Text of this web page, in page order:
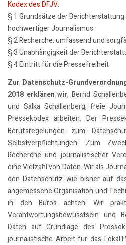
Kodex des DFJV:
§ 1 Grundsätze der
hochwertiger Journalismus
§ 2 Recherche: umfassend und
§ 3 Unabhängigkeit der
§ 4 Eintritt für die Pressefreiheit
Zur Datenschutz-
2018 erklären wir, Bernd
und Salka Schallenberg, freie
Pressekodex arbeiten. Der
Berufsregelungen zum
Selbstverpflichtungen. Zum
Recherche und journalistischer
eine Vielzahl von Daten. Wir als
den Datenschutz wie bisher auf
angemessene Organisation und
in den Büros achten. Wir
Verantwortungsbewusstsein und
Daten auf Grundlage des
journalistische Arbeit für das